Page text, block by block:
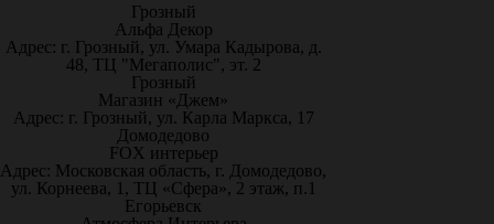
Грозный
Альфа Декор
Адрес: г. Грозный, ул. Умара Кадырова, д.
48, ТЦ "Мегаполис", эт. 2
Грозный
Магазин «Джем»
Адрес: г. Грозный, ул. Карла Маркса, 17
Домодедово
FOX интерьер
Адрес: Московская область, г. Домодедово,
ул. Корнеева, 1, ТЦ «Сфера», 2 этаж, п.1
Егорьевск